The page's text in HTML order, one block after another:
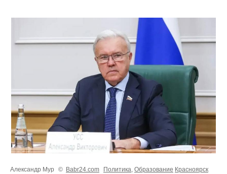
Александр Мур © Babr24.com Политика, Образование Красноярск